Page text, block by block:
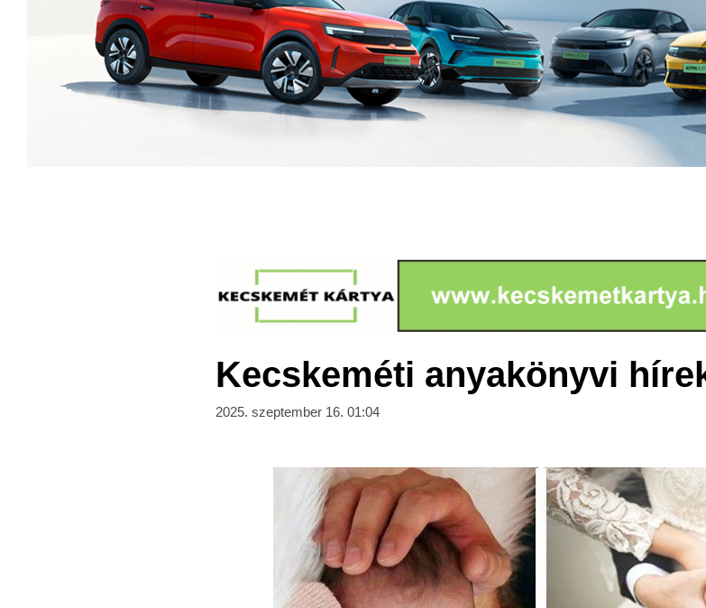
Kecskeméti anyakönyvi
2025. szeptember 16. 01:04